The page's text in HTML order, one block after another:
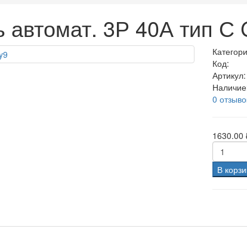
3Р 40А тип С
Код:
Артикул:
0
1630.00
В